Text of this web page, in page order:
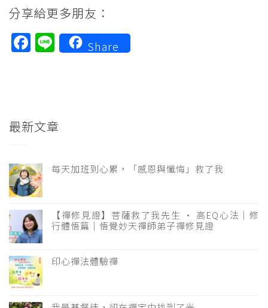
分享給更多朋友：
Facebook
LineShare
最新文章
每天加班到心累，「感恩與懺悔」救了我
【禪修見證】菩薩救了我先生 · 高EQ心法｜修
行體悟篇｜悟覺妙天禪師弟子禪修見證
印心禪法體驗禪